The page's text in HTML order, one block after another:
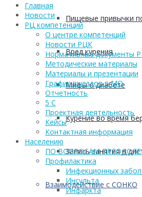
Пищевые привычки
Вред курения
Мифы о диабете
Курение во время
Запись занятия в
Взаимодействие с СОНКО
Главная
Новости
РЦ компетенций
О центре компетенций
Новости РЦК
Нормативные документы
Методические материалы
Материалы и презентации
График выездов в МО
Отчетность
5 С
Проектная деятельность
Кейсы
Контактная информация
Населению
ПО ВОПРОСАМ
Профилактика
Инфекционных
Инсульта
Инфаркта